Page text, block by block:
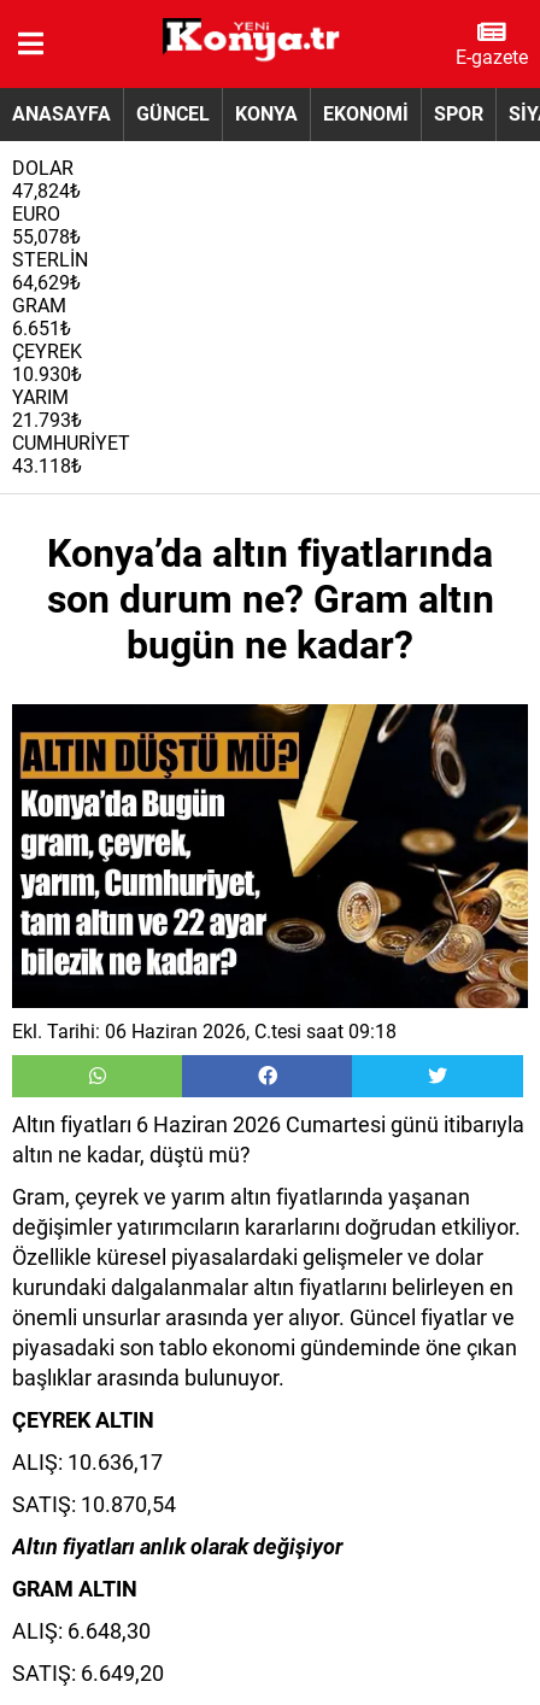
E-gazete
ANASAYFA GÜNCEL KONYA EKONOMİ SPOR
DOLAR
47,824₺
EURO
55,078₺
STERLİN
64,629₺
GRAM
6.651₺
ÇEYREK
10.930₺
YARIM
21.793₺
CUMHURİYET
43.118₺
Konya’da altın fiyatlarında
son durum ne? Gram altın
bugün ne kadar?
Ekl. Tarihi: 06 Haziran 2026, C.tesi saat 09:18
Altın fiyatları 6 Haziran 2026 Cumartesi günü itibarıyla
altın ne kadar, düştü mü?
Gram, çeyrek ve yarım altın fiyatlarında yaşanan
değişimler yatırımcıların kararlarını doğrudan etkiliyor.
Özellikle küresel piyasalardaki gelişmeler ve dolar
kurundaki dalgalanmalar altın fiyatlarını belirleyen en
önemli unsurlar arasında yer alıyor. Güncel fiyatlar ve
piyasadaki son tablo ekonomi gündeminde öne çıkan
başlıklar arasında bulunuyor.
ÇEYREK ALTIN
ALIŞ: 10.636,17
SATIŞ: 10.870,54
Altın fiyatları anlık olarak değişiyor
GRAM ALTIN
ALIŞ: 6.648,30
SATIŞ: 6.649,20